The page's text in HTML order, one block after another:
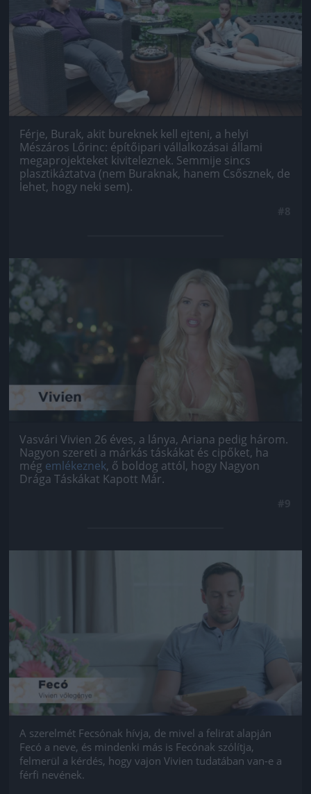
Férje, Burak, akit bureknek kell ejteni, a helyi
Mészáros Lőrinc: építőipari vállalkozásai állami
megaprojekteket kiviteleznek. Semmije sincs
plasztikáztatva (nem Buraknak, hanem Csősznek, de
lehet, hogy neki sem).
Jön még kép!
Vasvári Vivien 26 éves, a lánya, Ariana pedig három.
Nagyon szereti a márkás táskákat és cipőket, ha
még emlékeznek, ő boldog attól, hogy Nagyon
Drága Táskákat Kapott Már.
A szerelmét Fecsónak hívja, de mivel a felirat alapján
Fecó a neve, és mindenki más is Fecónak szólítja,
felmerül a kérdés, hogy vajon Vivien tudatában van-e a
férfi nevének.